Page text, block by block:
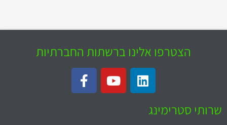
הצטרפו אלינו ברשתות החברתיות
שרותי סטרימינג